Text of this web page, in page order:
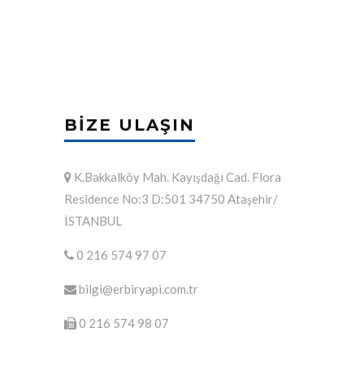
BIZE ULAŞIN
K.Bakkalköy Mah. Kayışdağı Cad. Flora
Residence No:3 D:501 34750 Ataşehir/
İSTANBUL
0 216 574 97 07
bilgi@erbiryapi.com.tr
0 216 574 98 07